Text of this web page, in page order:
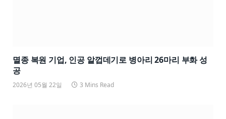
멸종 복원 기업, 인공 알껍데기로 병아리 26마리 부화 성
공
2026년 05월 22일 3 Mins Read